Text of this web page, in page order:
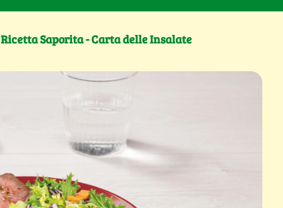
Ricetta Saporita - Carta delle Insalate